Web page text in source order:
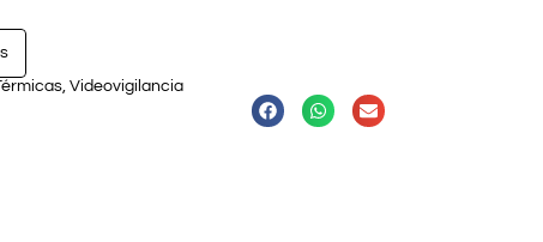
, Videovigilancia